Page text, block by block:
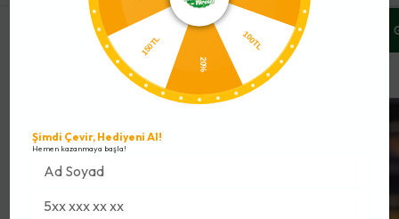
%10 İNDİRİMLE YAKALA ÜCRETSİZ SOĞUK ZİNCİR
100TL
150TL
Şimdi Çevir, Hediyeni Al!
Hemen kazanmaya başla!